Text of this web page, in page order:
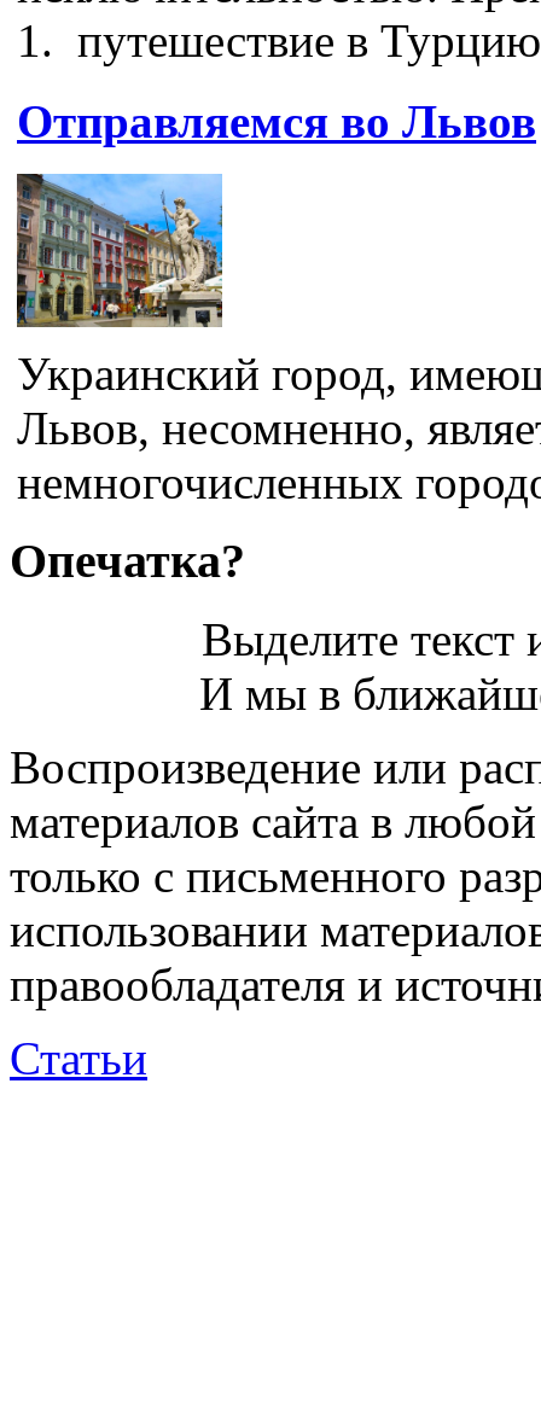
1. путешествие в
Отправляемся во Львов
Украинский город,
Львов, несомненно,
немногочисленных
Опечатка?
Выделите
И мы в
Воспроизведение или
материалов сайта в
только с письменного
использовании
правообладателя и
Статьи